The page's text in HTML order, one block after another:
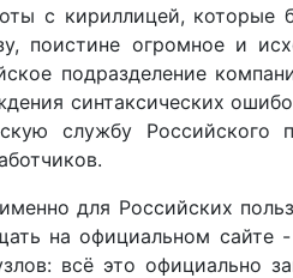
с кириллицей, которые
поистине огромное и
подразделение
синтаксических
службу Российского
для Российских
на официальном сайте
всё это официально